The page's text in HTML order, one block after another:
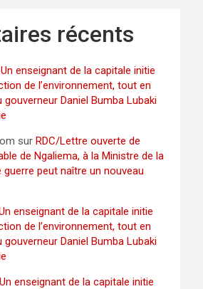
récents
enseignant de la capitale initie
de l’environnement, tout en
Daniel Bumba Lubaki
surRDC/Lettre ouverte de
de Ngaliema, à la Ministre de la
peut naître un nouveau
enseignant de la capitale initie
de l’environnement, tout en
Daniel Bumba Lubaki
enseignant de la capitale initie